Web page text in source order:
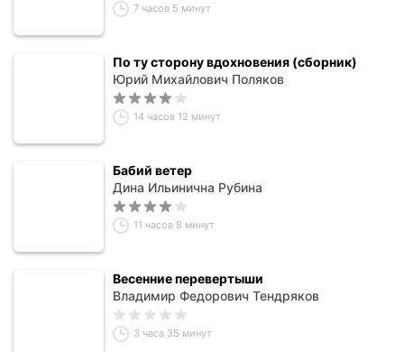
7 часов 5 минут
По ту сторону вдохновения (сборник)
Юрий Михайлович Поляков
14 часов 12 минут
Бабий ветер
Дина Ильинична Рубина
11 часов 8 минут
Весенние перевертыши
Владимир Федорович Тендряков
3 часа 35 минут